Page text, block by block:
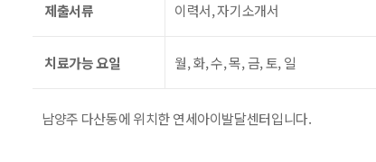
제출서류 이력서, 자기소개서
치료가능 요일 월, 화, 수, 목, 금, 토, 일
남양주 다산동에 위치한 연세아이발달센터입니다.